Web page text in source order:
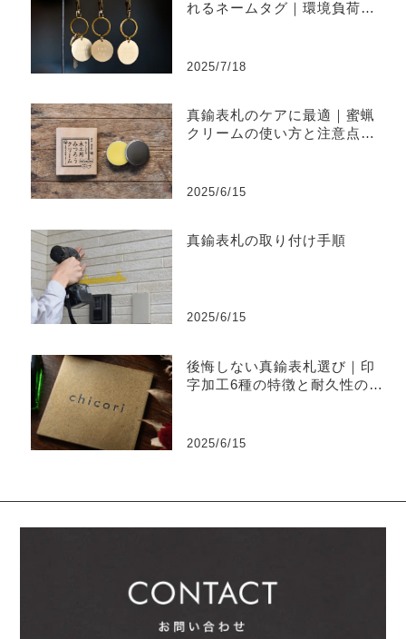
れるネームタグ｜環境負荷を
2025/7/18
真鍮表札のケアに最適｜蜜蝋
クリームの使い方と注意点ま
2025/6/15
真鍮表札の取り付け手順
2025/6/15
後悔しない真鍮表札選び｜印
字加工6種の特徴と耐久性の違
2025/6/15